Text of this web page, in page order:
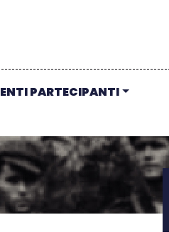
ENTI PARTECIPANTI